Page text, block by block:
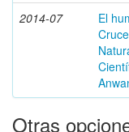
2014-07
El
Otras